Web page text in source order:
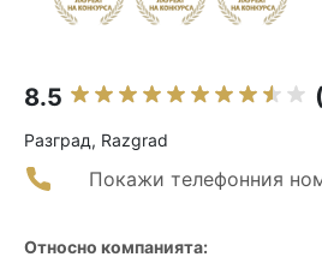
8.5
Разград, Razgrad
Покажи телефонния
Относно компанията: